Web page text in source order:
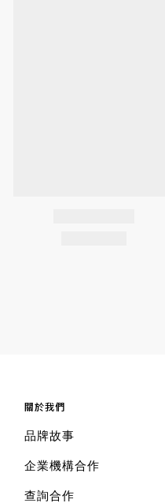
關於我們
品牌故事
企業機構合作
查詢合作